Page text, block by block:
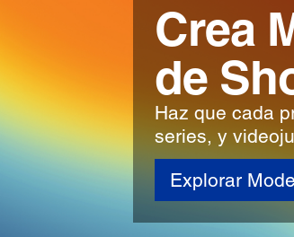
Crea
de
Haz que cada
series, y
Explorar